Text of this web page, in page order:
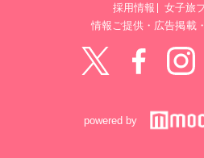
採用情報
女子旅
情報ご提供・広告掲載
powered by